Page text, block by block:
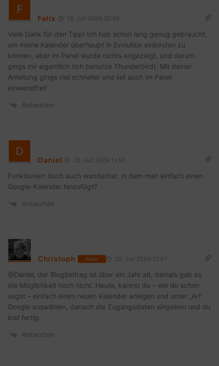
Felix 18. Juli 2009 20:56
Viele Dank für den Tipp! Ich hab schon lang genug gebraucht,
um meine Kalender überhaupt in Evolution einbinden zu
können, aber im Panel wurde nichts angezeigt, und darum
gings mir eigentlich (ich benutze Thunderbird). Mit deiner
Anleitung gings viel schneller und lief auch im Panel
einwandfrei!
Antworten
Daniel 20. Juli 2009 11:52
Funktioniert doch auch wunderbar, in dem man einfach einen
Google-Kalender hinzufügt?
Antworten
Christoph Autor 20. Juli 2009 12:01
@Daniel, der Blogbeitrag ist über ein Jahr alt, damals gab es
die Möglichkeit noch nicht. Heute, kannst du – wie du schon
sagst – einfach einen neuen Kalender anlegen und unter „Art“
Google auswählen, danach die Zugangsdaten eingeben und du
bist fertig.
Antworten